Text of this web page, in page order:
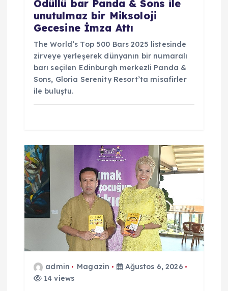
Ödüllü bar Panda & Sons ile
unutulmaz bir Miksoloji
Gecesine İmza Attı
The World’s Top 500 Bars 2025 listesinde
zirveye yerleşerek dünyanın bir numaralı
barı seçilen Edinburgh merkezli Panda &
Sons, Gloria Serenity Resort’ta misafirler
ile buluştu.
admin Magazin
Ağustos 6, 2026
14 views